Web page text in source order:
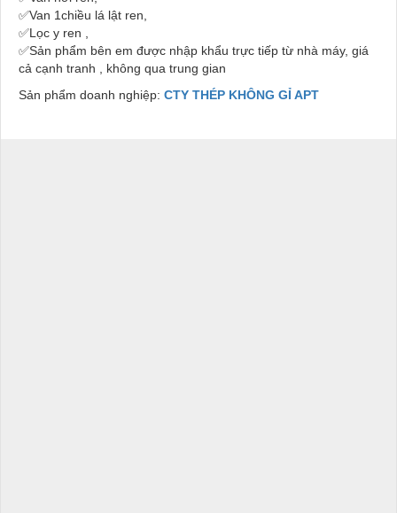
✅Van 1chiều lá lật ren,
✅Lọc y ren ,
✅Sản phẩm bên em được nhập khẩu trực tiếp từ nhà máy, giá
cả cạnh tranh , không qua trung gian
Sản phẩm doanh nghiệp: CTY THÉP KHÔNG GỈ APT